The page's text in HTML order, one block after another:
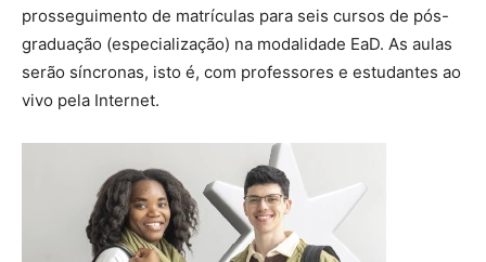
prosseguimento de matrículas para seis cursos de pós-
graduação (especialização) na modalidade EaD. As aulas
serão síncronas, isto é, com professores e estudantes ao
vivo pela Internet.